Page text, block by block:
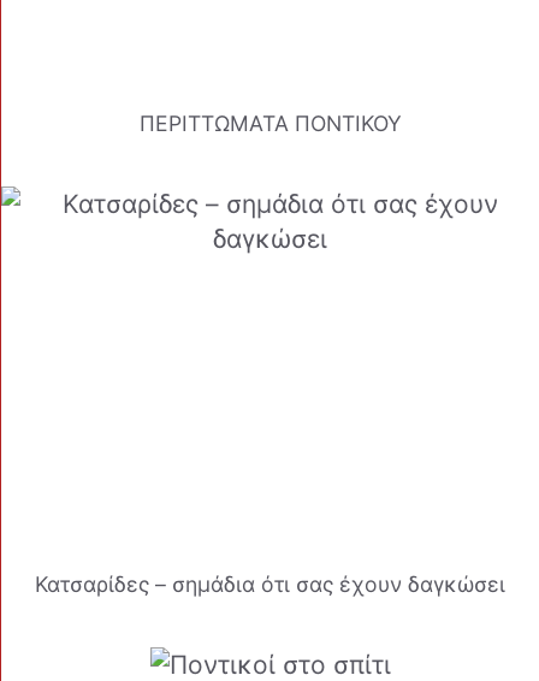
ΠΕΡΙΤΤΩΜΑΤΑ ΠΟΝΤΙΚΟΥ
Κατσαρίδες – σημάδια ότι σας έχουν δαγκώσει